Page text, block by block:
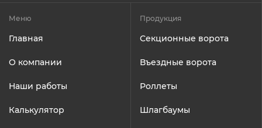
Меню
Главная
О компании
Наши работы
Калькулятор
Продукция
Секционные ворота
Въездные ворота
Роллеты
Шлагбаумы